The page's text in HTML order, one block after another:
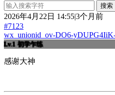
2026年4月22日 14:55|3个月前
#7123
wx_unionid_ov-DO6-
Lv.1 初学乍练
感谢大神